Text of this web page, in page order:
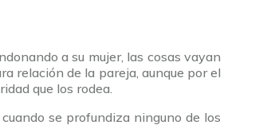
a su mujer, las cosas vayan
relación de la pareja, aunque por el
que los rodea.
se profundiza ninguno de los